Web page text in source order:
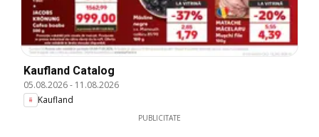
Kaufland Catalog
05.08.2026- 11.08.2026
Kaufland
PUBLICITATE